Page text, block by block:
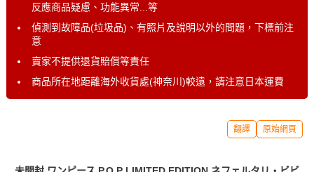
反應商品疑慮、功能異常...等
偵測到故障品(垃圾品)、有照片及說明以外的問題，下標前注
意
賣家不提供退貨賠償等責任
商品所在地距離海外收貨處(神奈川)較遠，請注意日本運費
翻譯 原始網頁